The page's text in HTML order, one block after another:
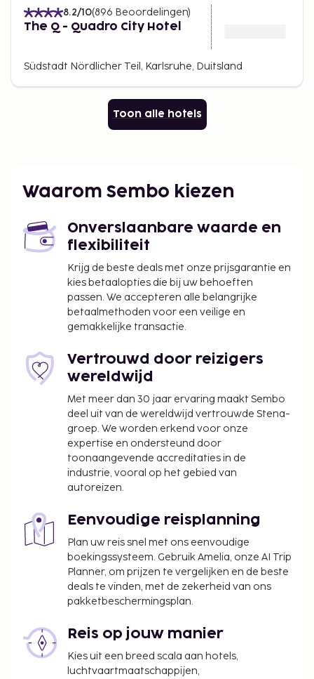
8.2/10(896 Beoordelingen)
The Q - Quadro City Hotel
Südstadt Nördlicher Teil, Karlsruhe, Duitsland
Toon alle hotels
Waarom Sembo kiezen
Onverslaanbare waarde en
flexibiliteit
Krijg de beste deals met onze prijsgarantie en
kies betaalopties die bij uw behoeften
passen. We accepteren alle belangrijke
betaalmethoden voor een veilige en
gemakkelijke transactie.
Vertrouwd door reizigers
wereldwijd
Met meer dan 30 jaar ervaring maakt Sembo
deel uit van de wereldwijd vertrouwde Stena-
groep. We worden erkend voor onze
expertise en ondersteund door
toonaangevende accreditaties in de
industrie, vooral op het gebied van
autoreizen.
Eenvoudige reisplanning
Plan uw reis snel met ons eenvoudige
boekingssysteem. Gebruik Amelia, onze AI Trip
Planner, om prijzen te vergelijken en de beste
deals te vinden, met de zekerheid van ons
pakketbeschermingsplan.
Reis op jouw manier
Kies uit een breed scala aan hotels,
luchtvaartmaatschappijen,